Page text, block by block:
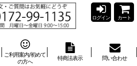
ログイン カート
ご利用案内/初めて
の方へ
特商法表示 問い合わせ